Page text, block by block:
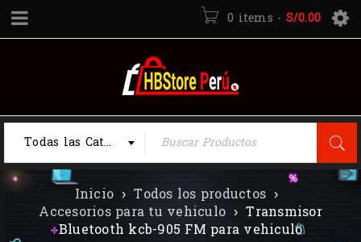
0 items - S/0.00
Todas las Categorias
Inicio › Todos los productos ›
Accesorios para tu vehiculo › Transmisor
Bluetooth kcb-905 FM para vehiculo